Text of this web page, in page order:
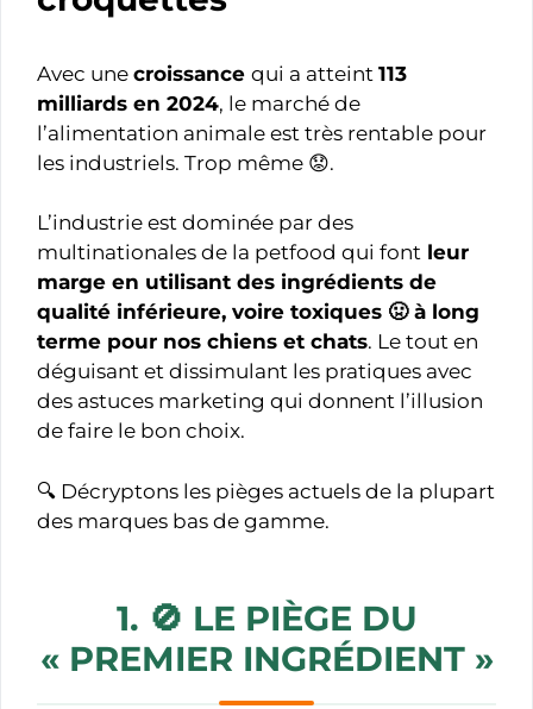
Avec une croissance qui a atteint 113
milliards en 2024, le marché de
l’alimentation animale est très rentable pour
les industriels. Trop même 😟.
L’industrie est dominée par des
multinationales de la petfood qui font leur
marge en utilisant des ingrédients de
qualité inférieure, voire toxiques 🤢 à long
terme pour nos chiens et chats. Le tout en
déguisant et dissimulant les pratiques avec
des astuces marketing qui donnent l’illusion
de faire le bon choix.
🔍 Décryptons les pièges actuels de la plupart
des marques bas de gamme.
1. 🚫 LE PIÈGE DU
« PREMIER INGRÉDIENT »